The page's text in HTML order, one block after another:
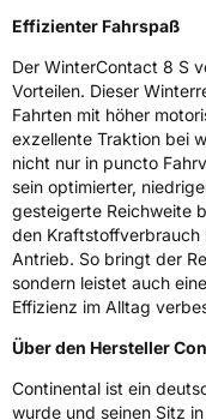
EPREL ID 1666863
Allgemeine
Herstellerkontakt
Effizienter Fahrspaß
Der WinterContact 8 S
Vorteilen. Dieser
Fahrten mit höher
exzellente Traktion bei
nicht nur in puncto
sein optimierter,
gesteigerte Reichweite
den Kraftstoffverbrauch
Antrieb. So bringt der
sondern leistet auch
Effizienz im Alltag
Über den Hersteller
Continental ist ein
wurde und seinen Sitz